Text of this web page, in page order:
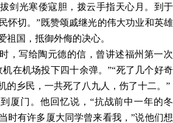
剑光寒倭寇胆，拨云手指天心月。到于
怀切。”既赞颂戚继光的伟大功业和英雄
祖国，抵御外侮的决心。
，写给陶元德的信，曾讲述福州第一次
在机场投下四十余弹。”“死了几个好奇
的乡民，一共死了八九人，伤了十二。”
厦门。他回忆说，“抗战前中一年的冬
时有许多厦大同学曾来看我，”说他们想